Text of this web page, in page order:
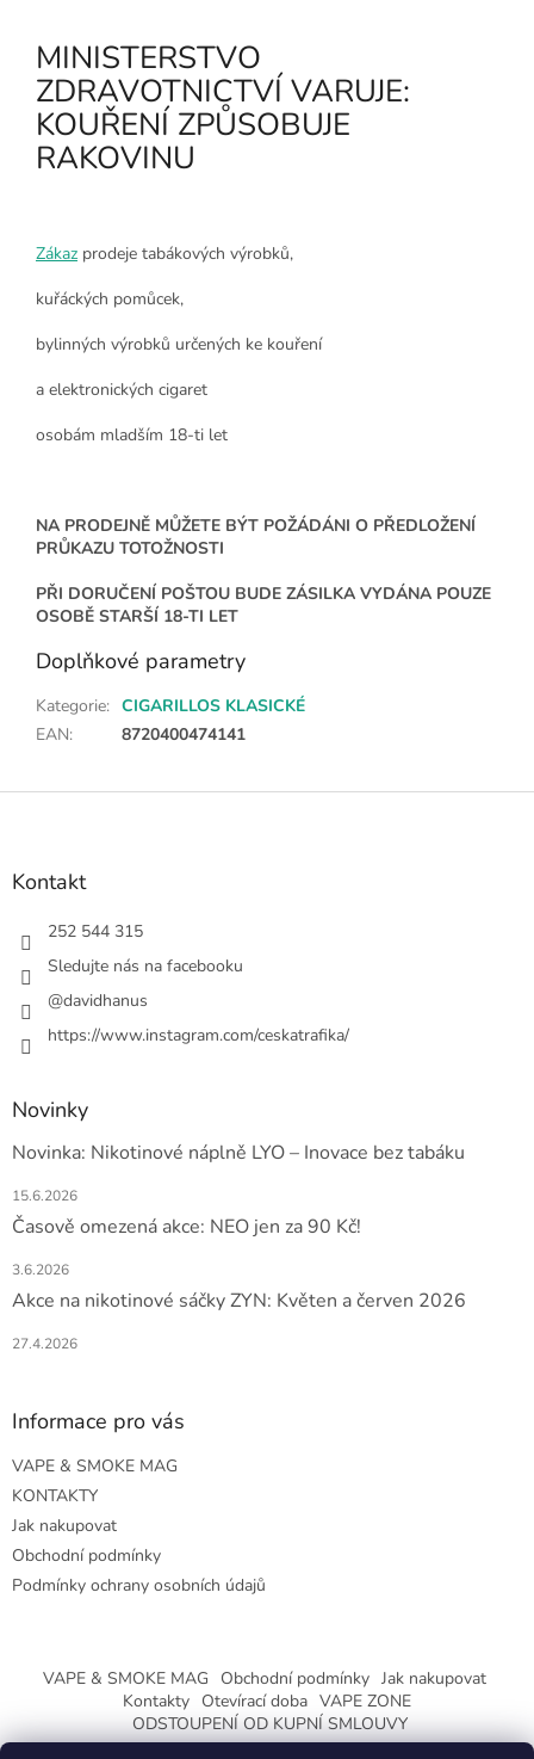
MINISTERSTVO
ZDRAVOTNICTVÍ VARUJE:
KOUŘENÍ ZPŮSOBUJE
RAKOVINU
Zákaz prodeje tabákových výrobků,
kuřáckých pomůcek,
bylinných výrobků určených ke kouření
a elektronických cigaret
osobám mladším 18-ti let
NA PRODEJNĚ MŮŽETE BÝT POŽÁDÁNI O PŘEDLOŽENÍ
PRŮKAZU TOTOŽNOSTI
PŘI DORUČENÍ POŠTOU BUDE ZÁSILKA VYDÁNA POUZE
OSOBĚ STARŠÍ 18-TI LET
Doplňkové parametry
Kategorie: CIGARILLOS KLASICKÉ
EAN: 8720400474141
Z
Kontakt
252 544 315
Sledujte nás na facebooku
@davidhanus
https://www.instagram.com/ceskatrafika/
Novinky
Novinka: Nikotinové náplně LYO – Inovace bez tabáku
15.6.2026
Časově omezená akce: NEO jen za 90 Kč!
3.6.2026
Akce na nikotinové sáčky ZYN: Květen a červen 2026
27.4.2026
Informace pro vás
VAPE & SMOKE MAG
KONTAKTY
Jak nakupovat
Obchodní podmínky
Podmínky ochrany osobních údajů
VAPE & SMOKE MAG Obchodní podmínky Jak nakupovat
Kontakty Otevírací doba VAPE ZONE
ODSTOUPENÍ OD KUPNÍ SMLOUVY